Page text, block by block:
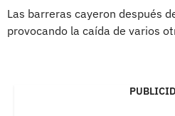
Las barreras cayeron después
provocando la caída de varios